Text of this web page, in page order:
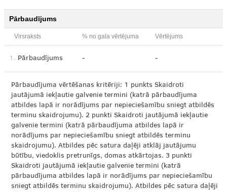
Pārbaudījums
Virsraksts % no gala vērtējuma Vērtējums
1. Pārbaudījums - -
Pārbaudījuma vērtēšanas kritēriji: 1 punkts Skaidroti
jautājumā iekļautie galvenie termini (katrā pārbaudījuma
atbildes lapā ir norādījums par nepieciešamību sniegt atbildēs
terminu skaidrojumu). 2 punkti Skaidroti jautājumā iekļautie
galvenie termini (katrā pārbaudījuma atbildes lapā ir
norādījums par nepieciešamību sniegt atbildēs terminu
skaidrojumu). Atbildes pēc satura daļēji atklāj jautājumu
būtību, viedoklis pretrunīgs, domas atkārtojas. 3 punkti
Skaidroti jautājumā iekļautie galvenie termini (katrā
pārbaudījuma atbildes lapā ir norādījums par nepieciešamību
sniegt atbildēs terminu skaidrojumu). Atbildes pēc satura daļēji